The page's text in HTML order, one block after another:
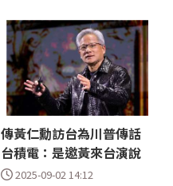
傳黃仁勳訪台為川普傳話
台積電：是邀黃來台演說
2025-09-02 14:12